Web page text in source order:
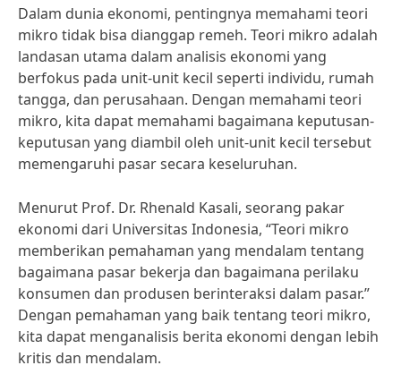
Dalam dunia ekonomi, pentingnya memahami teori
mikro tidak bisa dianggap remeh. Teori mikro adalah
landasan utama dalam analisis ekonomi yang
berfokus pada unit-unit kecil seperti individu, rumah
tangga, dan perusahaan. Dengan memahami teori
mikro, kita dapat memahami bagaimana keputusan-
keputusan yang diambil oleh unit-unit kecil tersebut
memengaruhi pasar secara keseluruhan.
Menurut Prof. Dr. Rhenald Kasali, seorang pakar
ekonomi dari Universitas Indonesia, “Teori mikro
memberikan pemahaman yang mendalam tentang
bagaimana pasar bekerja dan bagaimana perilaku
konsumen dan produsen berinteraksi dalam pasar.”
Dengan pemahaman yang baik tentang teori mikro,
kita dapat menganalisis berita ekonomi dengan lebih
kritis dan mendalam.